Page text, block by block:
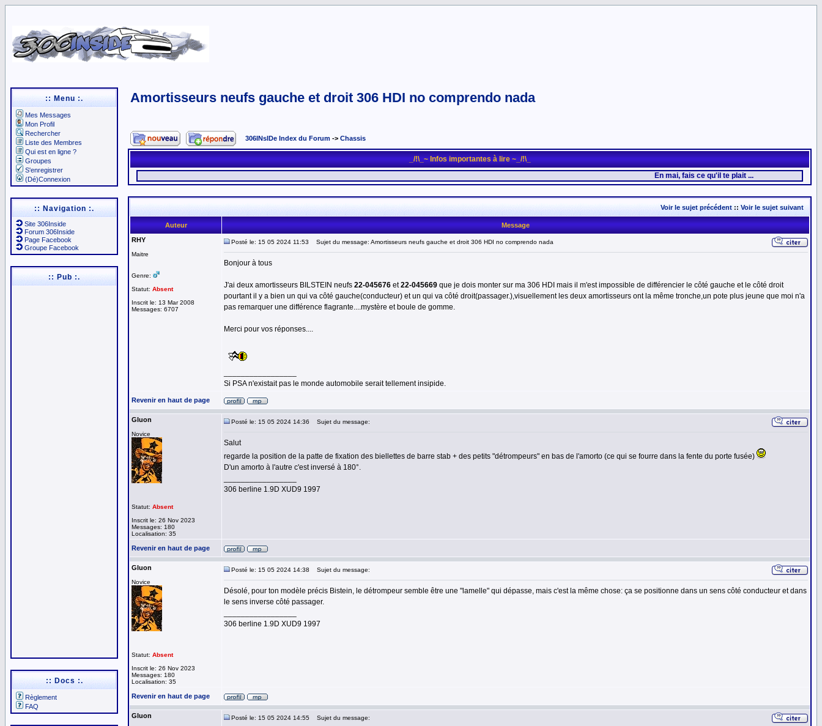
:: Menu :.
Mes Messages
Mon Profil
Rechercher
Liste des Membres
Qui est en ligne ?
Groupes
S'enregistrer
(Dé)Connexion
:: Navigation :.
Site 306Inside
Forum 306Inside
Page Facebook
Groupe Facebook
:: Pub :.
:: Docs :.
Règlement
FAQ
Amortisseurs neufs gauche et droit 306 HDI no comprendo nada
306INsIDe Index du Forum -> Chassis
_/!\_~ Infos importantes à lire ~_/!\_
En mai, fais ce qu'il te plait ...
Voir le sujet précédent :: Voir le sujet suivant
Auteur
Message
RHY
Maitre
Genre:
Statut: Absent
Inscrit le: 13 Mar 2008
Messages: 6707
Posté le: 15 05 2024 11:53 Sujet du message: Amortisseurs neufs gauche et droit 306 HDI no comprendo nada
Bonjour à tous
J'ai deux amortisseurs BILSTEIN neufs 22-045676 et22-045669 que je dois monter sur ma 306 HDI mais il m'est impossible de différencier le côté gauche et le côté droit
pourtant il y a bien un qui va côté gauche(conducteur) et un qui va côté droit(passager.),visuellement les deux amortisseurs ont la même tronche,un pote plus jeune que moi n'a
pas remarquer une différence flagrante....mystère et boule de gomme.
Merci pour vos réponses....
Si PSA n'existait pas le monde automobile serait tellement insipide.
Revenir en haut de page
Gluon
Novice
Statut: Absent
Inscrit le: 26 Nov 2023
Messages: 180
Localisation: 35
Posté le: 15 05 2024 14:36 Sujet du message:
Salut
regarde la position de la patte de fixation des biellettes de barre stab + des petits "détrompeurs" en bas de l'amorto (ce qui se fourre dans la fente du porte fusée)
D'un amorto à l'autre c'est inversé à 180°.
306 berline 1.9D XUD9 1997
Revenir en haut de page
Gluon
Novice
Statut: Absent
Inscrit le: 26 Nov 2023
Messages: 180
Localisation: 35
Posté le: 15 05 2024 14:38 Sujet du message:
Désolé, pour ton modèle précis Bistein, le détrompeur semble être une "lamelle" qui dépasse, mais c'est la même chose: ça se positionne dans un sens côté conducteur et dans
le sens inverse côté passager.
306 berline 1.9D XUD9 1997
Revenir en haut de page
Gluon Posté le: 15 05 2024 14:55 Sujet du message: